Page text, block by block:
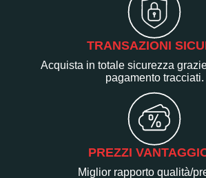
TRANSAZIONI
Acquista in totale sicurezza
pagamento tracciati.
PREZZI
Miglior rapporto qualità/